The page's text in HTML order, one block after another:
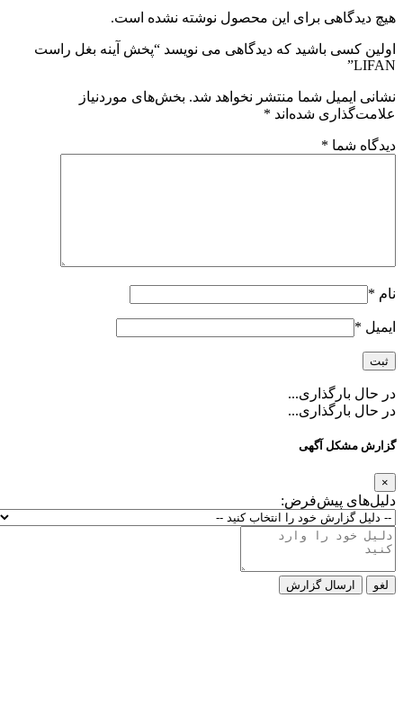
برای این محصول نوشته نشده است.
باشید که دیدگاهی می نویسد “پخش آینه بغل راست
شما منتشر نخواهد شد. بخش‌های موردنیاز
شده‌اند*
*
آگهی
پیش‌فرض:
گزارش